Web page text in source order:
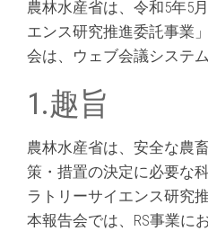
農林水産省は、令和5年5
エンス研究推進委託事業
会は、ウェブ会議システ
1.趣旨
農林水産省は、安全な農
策・措置の決定に必要な
ラトリーサイエンス研究
本報告会では、 RS事業に